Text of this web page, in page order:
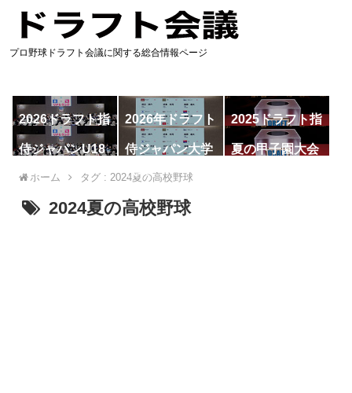
プロ野球ドラフト会議に関する総合情報ページ
2026ドラフト指
名予想
2026年ドラフト
候補
2025ドラフト指
名一覧
侍ジャパンU18
代表
侍ジャパン大学
代表
夏の甲子園大会
ホーム タグ : 2024夏の高校野球
2024夏の高校野球